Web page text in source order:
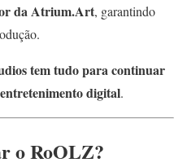
da Atrium.Art, garantindo
tem tudo para continuar
digital.
o RoOLZ?